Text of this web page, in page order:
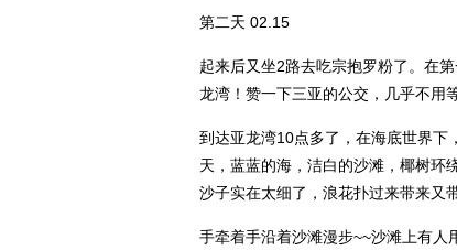
第二天 02.15
起来后又坐2路去吃宗抱罗粉了。在
龙湾！赞一下三亚的公交，几乎不用
到达亚龙湾10点多了，在海底世界下
天，蓝蓝的海，洁白的沙滩，椰树环
沙子实在太细了，浪花扑过来带来又
手牵着手沿着沙滩漫步~~沙滩上有人